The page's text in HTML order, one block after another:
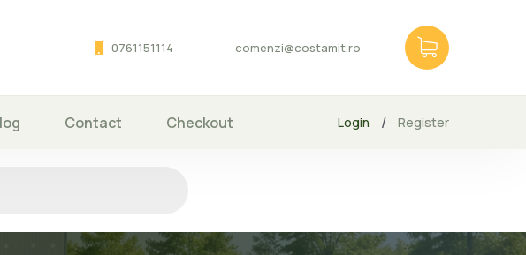
0761151114 comenzi@costamit.ro
Contact Checkout Login / Register